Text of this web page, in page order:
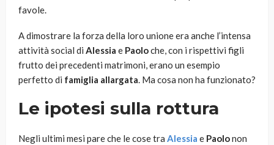
favole.
A dimostrare la forza della loro unione era anche l’intensa
attività social di Alessia e Paoloche, con i rispettivi figli
frutto dei precedenti matrimoni, erano un esempio
perfetto di famiglia allargata. Ma cosa non ha funzionato?
Le ipotesi sulla rottura
Negli ultimi mesi pare che le cose tra Alessia e Paolonon